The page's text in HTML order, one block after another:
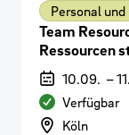
Personal
Team
Ressourcen
10.09. –
Verfügbarkeit
Verfügbar
Köln